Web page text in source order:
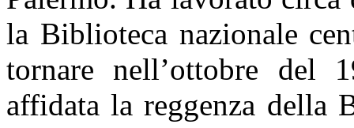
la Biblioteca nazionale
tornare nell’ottobre del
affidata la reggenza della